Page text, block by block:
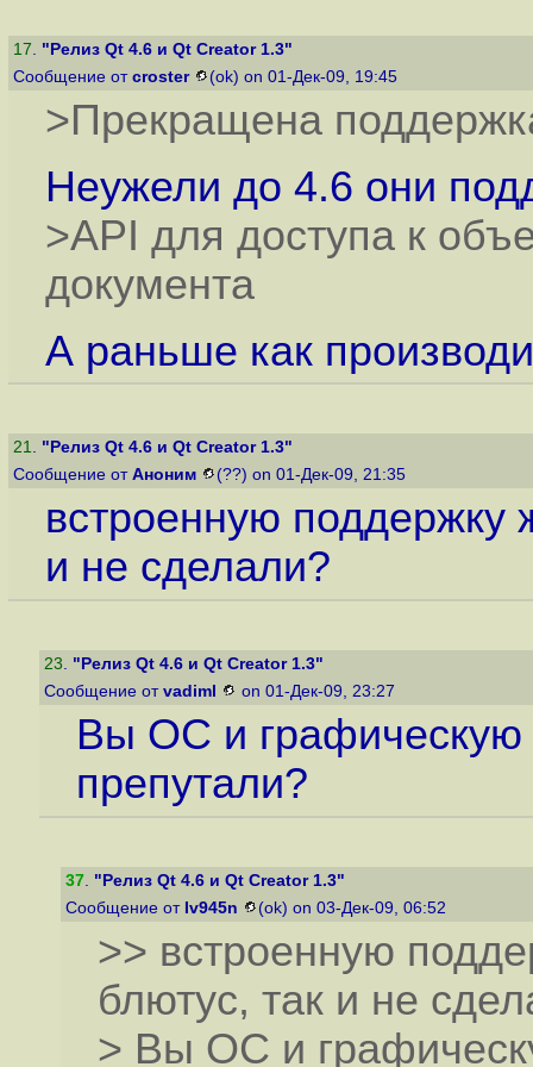
17. "Релиз Qt 4.6 и Qt Creator 1.3"
Сообщение от croster (ok) on 01-Дек-09, 19:45
>Прекращена
Неужели до 4.6 они
>API для доступа к
документа
А раньше как
21. "Релиз Qt 4.6 и Qt Creator 1.3"
Сообщение от Аноним (??) on 01-Дек-09, 21:35
встроенную поддержку
и не сделали?
23. "Релиз Qt 4.6 и Qt Creator 1.3"
Сообщение от vadiml on 01-Дек-09, 23:27
Вы ОС и графическую
препутали?
37. "Релиз Qt 4.6 и Qt Creator 1.3"
Сообщение от Iv945n (ok) on 03-Дек-09, 06:52
>> встроенную
блютус, так и не
> Вы ОС и